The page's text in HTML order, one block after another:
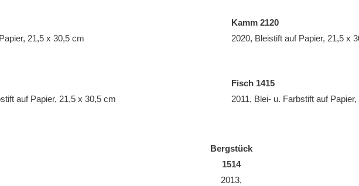
21,5 x 30,5 cm
Kamm 2120
2020, Bleistift auf Papier, 21,5 x
auf Papier, 21,5 x 30,5 cm
Fisch 1415
2011, Blei- u. Farbstift auf
Bergstück
1514
2013,